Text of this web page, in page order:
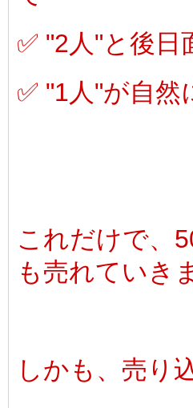
✅ "2人"と後日
✅ "1人"が自然
これだけで、
も売れていき
しかも、売り